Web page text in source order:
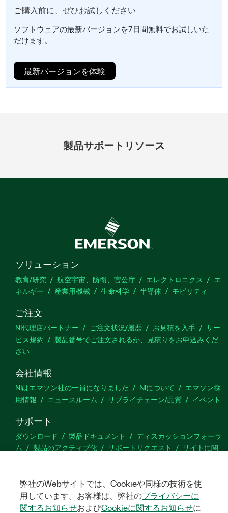
ご購入前に、ぜひお試し ください
ソフトウェアの最新バージョンを7日間無料でお試しいた
だけます。
最新バージョンを体験
製品サポート リソース
ソリューション
教育/研究 航空宇宙、防衛、官公庁 エレクトロニクス
エ
ネルギー
産業用機械 生命科学 半導体 モビリティ
ご注文
NI代理店パートナー ご注文状況/履歴 お見積を入手
サー
ビス規約
製品番号でご注文されるか、見積りをお申込みくだ
さい
会社情報
NIはエマソン社の一員になりました NIについて
エマソン採
用情報
ニュースルーム サプライチェーン/品質 イベント
サポート
ダウンロード 製品ドキュメント
ディスカッションフォーラ
ム
製品のアクティブ化 サポートリクエスト
サイトに関
TwitterYouTube
弊社のWebサイトでは、Cookieや同様の技術を使
用しています。お客様は、弊社のプライバシーに
関するお知らせおよびCookieに関するお知らせに